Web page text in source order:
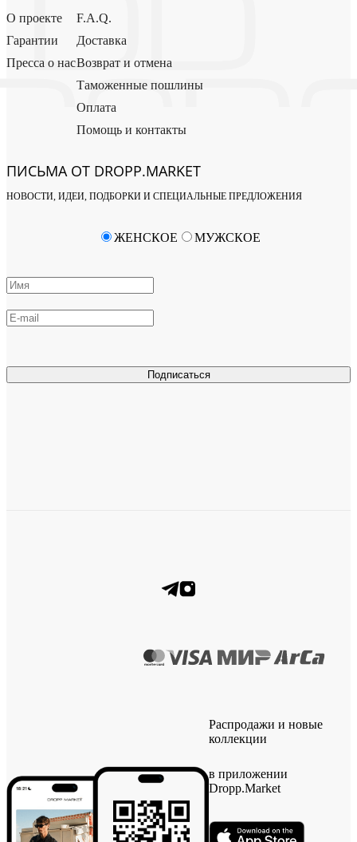
О проекте
Гарантии
Пресса о нас
F.A.Q.
Доставка
Возврат и отмена
Таможенные пошлины
Оплата
Помощь и контакты
ПИСЬМА ОТ DROPP.MARKET
НОВОСТИ, ИДЕИ, ПОДБОРКИ И СПЕЦИАЛЬНЫЕ ПРЕДЛОЖЕНИЯ
Подписаться
ЖЕНСКОЕ МУЖСКОЕ
Распродажи и новые
коллекции
в приложении
Dropp.Market